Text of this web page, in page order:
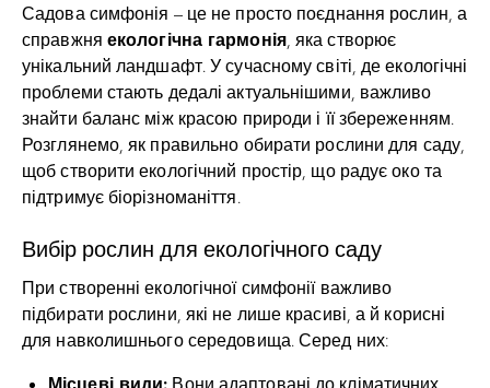
Садова симфонія – це не просто поєднання рослин, а
справжня екологічна гармонія, яка створює
унікальний ландшафт. У сучасному світі, де екологічні
проблеми стають дедалі актуальнішими, важливо
знайти баланс між красою природи і її збереженням.
Розглянемо, як правильно обирати рослини для саду,
щоб створити екологічний простір, що радує око та
підтримує біорізноманіття.
Вибір рослин для екологічного саду
При створенні екологічної симфонії важливо
підбирати рослини, які не лише красиві, а й корисні
для навколишнього середовища. Серед них:
Місцеві види: Вони адаптовані до кліматичних